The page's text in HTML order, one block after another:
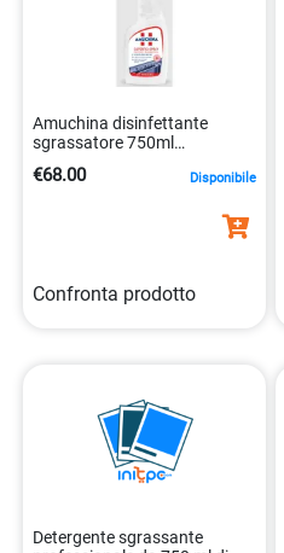
Amuchina disinfettante
sgrassatore 750ml
8000036029497
€68.00 Disponibile
Confronta prodotto
Detergente sgrassante